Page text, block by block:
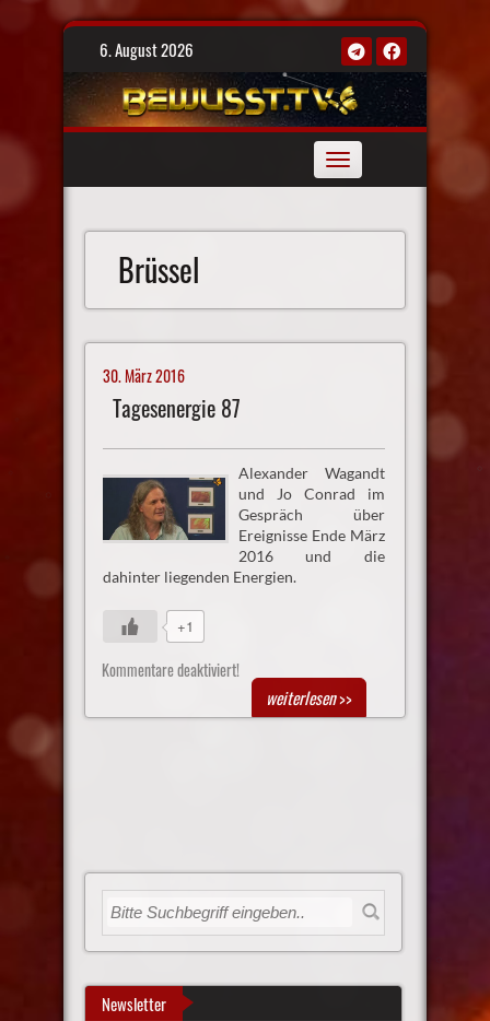
Skip
6. August 2026
Toggle
navigation
Brüssel
30. März 2016
Tagesenergie 87
Alexander Wagandt
und Jo Conrad im
Gespräch über
Ereignisse Ende März
2016 und die
dahinter liegenden Energien.
+1
Kommentare deaktiviert!
weiterlesen>>
Newsletter